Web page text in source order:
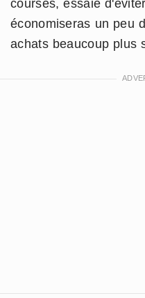
courses, essaie
économiseras un peu
achats beaucoup plus